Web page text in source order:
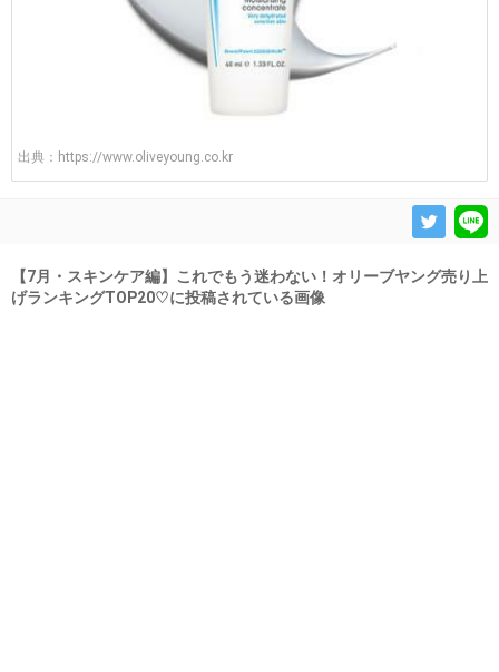
出典： https://www.oliveyoung.co.kr
【7月・スキンケア編】これでもう迷わない！オリーブヤング売り上
げランキングTOP20♡に投稿されている画像